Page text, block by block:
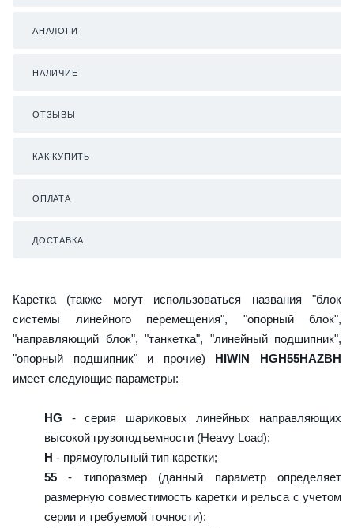
АНАЛОГИ
НАЛИЧИЕ
ОТЗЫВЫ
КАК КУПИТЬ
ОПЛАТА
ДОСТАВКА
Каретка (также могут использоваться названия "блок
системы линейного перемещения", "опорный блок",
"направляющий блок", "танкетка", "линейный подшипник",
"опорный подшипник" и прочие) HIWIN HGH55HAZBH
имеет следующие параметры:
HG - серия шариковых линейных направляющих
высокой грузоподъемности (Heavy Load);
H - прямоугольный тип каретки;
55 - типоразмер (данный параметр определяет
размерную совместимость каретки и рельса с учетом
серии и требуемой точности);